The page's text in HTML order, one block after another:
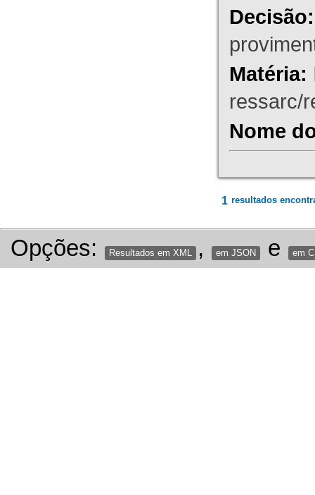
Decisão:
Matéria:
ressarc/
Nome
1 resultados
Opções: Resultados em XML , em JSON e em